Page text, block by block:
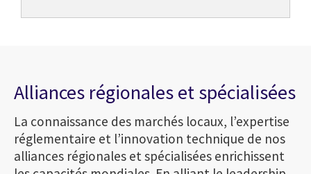
Alliances régionales et spécialisées
La connaissance des marchés locaux, l’expertise
réglementaire et l’innovation technique de nos
alliances régionales et spécialisées enrichissent